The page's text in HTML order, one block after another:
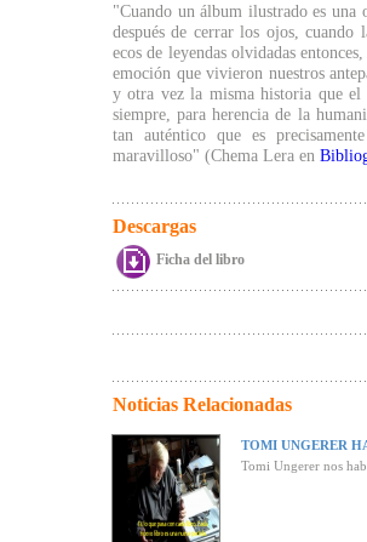
"Cuando un álbum ilustrado es una
después de cerrar los ojos, cuando
ecos de leyendas olvidadas
emoción que vivieron nuestros
y otra vez la misma historia que el
siempre, para herencia de la
tan auténtico que es
maravilloso" (Chema Lera en
Descargas
Ficha del libro
Noticias Relacionadas
TOMI UNGERER
Tomi Ungerer nos